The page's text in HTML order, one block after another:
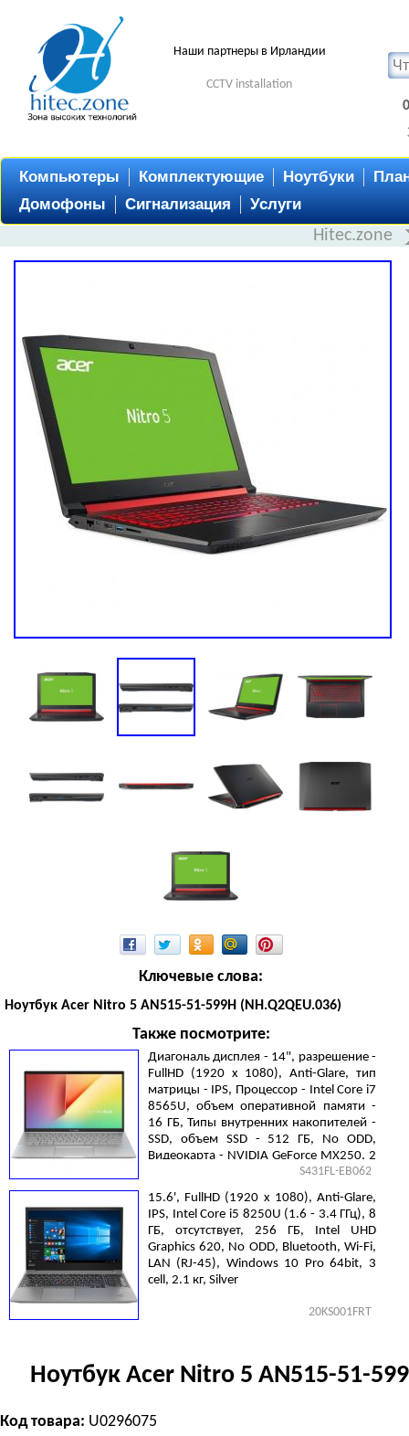
Наши партнеры в Ирландии
CCTV installation
Компьютеры Комплектующие Ноутбуки
Домофоны
Сигнализация Услуги
Hitec.zone
Ключевые слова:
Ноутбук Acer Nitro 5 AN515-51-599H (NH.Q2QEU.036)
Также посмотрите:
Диагональ дисплея - 14", разрешение -
FullHD (1920 х 1080), Anti-Glare, тип
матрицы - IPS, Процессор - Intel Core i7
8565U, объем оперативной памяти -
16 ГБ, Типы внутренних накопителей -
SSD, объем SSD - 512 ГБ, No ODD,
Видеокарта - NVIDIA GeForce MX250, 2
ГБ, без операционной системы, 2 cell,
1.4 кг, Silver
S431FL-EB062
15.6', FullHD (1920 х 1080), Anti-Glare,
IPS, Intel Core i5 8250U (1.6 - 3.4 ГГц), 8
ГБ, отсутствует, 256 ГБ, Intel UHD
Graphics 620, No ODD, Bluetooth, Wi-Fi,
LAN (RJ-45), Windows 10 Pro 64bit, 3
cell, 2.1 кг, Silver
20KS001FRT
Ноутбук Acer Nitro 5 AN515-51-
Код товара: U0296075